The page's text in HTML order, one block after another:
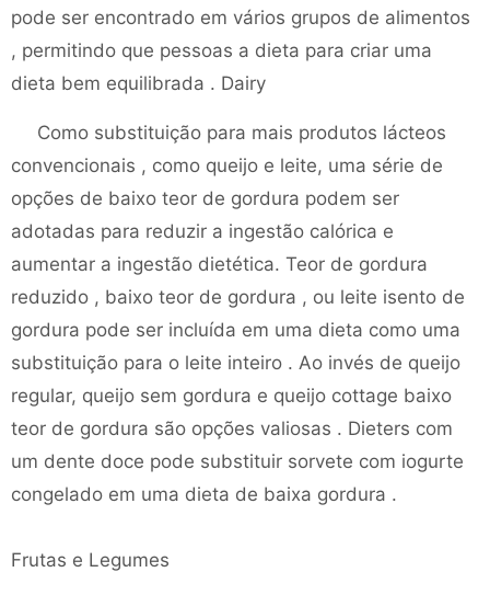
pode ser encontrado em vários grupos de alimentos
, permitindo que pessoas a dieta para criar uma
dieta bem equilibrada . Dairy
Como substituição para mais produtos lácteos
convencionais , como queijo e leite, uma série de
opções de baixo teor de gordura podem ser
adotadas para reduzir a ingestão calórica e
aumentar a ingestão dietética. Teor de gordura
reduzido , baixo teor de gordura , ou leite isento de
gordura pode ser incluída em uma dieta como uma
substituição para o leite inteiro . Ao invés de queijo
regular, queijo sem gordura e queijo cottage baixo
teor de gordura são opções valiosas . Dieters com
um dente doce pode substituir sorvete com iogurte
congelado em uma dieta de baixa gordura .
Frutas e Legumes